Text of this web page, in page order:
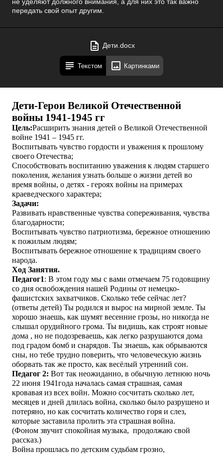
не уделяют должного внимания, а для них это так важно
передать свой опыт другим.
Дети.docx
Текстом Картинками
Дети-Герои Великой Отечественной
войны 1941-1945 гг
Цель:Расширить знания детей о Великой Отечественной
войне 1941 – 1945 гг.
Воспитывать чувство гордости и уважения к прошлому
своего Отечества;
Способствовать воспитанию уважения к людям старшего
поколения, желания узнать больше о жизни детей во
время войны, о детях - героях войны на примерах
краеведческого характера;
Задачи:
Развивать нравственные чувства сопереживания, чувства
благодарности;
Воспитывать чувство патриотизма, бережное отношению
к пожилым людям;
Воспитывать бережное отношение к традициям своего
народа.
Ход Занятия.
Педагог1: В этом году мы с вами отмечаем 75 годовщину
со дня освобождения нашей Родины от немецко-
фашистских захватчиков. Сколько тебе сейчас лет?
(ответы детей) Ты родился и вырос на мирной земле. Ты
хорошо знаешь, как шумят весенние грозы, но никогда не
слышал орудийного грома. Ты видишь, как строят новые
дома , но не подозреваешь, как легко разрушаются дома
под градом бомб и снарядов. Ты знаешь, как обрываются
сны, но тебе трудно поверить, что человеческую жизнь
оборвать так же просто, как весёлый утренний сон.
Педагог 2: Вот так неожиданно, в обычную летнюю ночь
22 июня 1941года началась самая страшная, самая
кровавая из всех войн. Можно сосчитать сколько лет,
месяцев и дней длилась война, сколько было разрушено и
потеряно, но как сосчитать количество горя и слез,
которые заставила пролить эта страшная война.
(Фоном звучит спокойная музыка, продолжаю свой
рассказ.)
Война прошлась по детским судьбам грозно,